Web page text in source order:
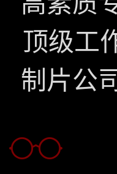
顶级工
制片公